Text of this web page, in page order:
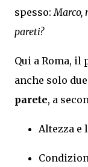
spesso:Marco,
pareti?
Qui a Roma, il
anche solo
parete, a
Altezza e